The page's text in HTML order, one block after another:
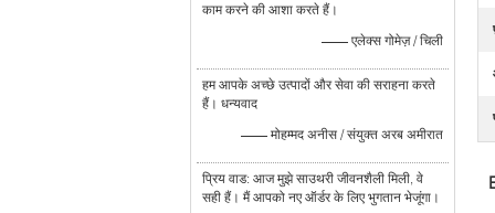
काम करने की आशा करते हैं।
—— एलेक्स गोमेज़ / चिली
हम आपके अच्छे उत्पादों और सेवा की सराहना करते
हैं। धन्यवाद
—— मोहम्मद अनीस / संयुक्त अरब अमीरात
प्रिय वाड: आज मुझे साउथरी जीवनशैली मिली, वे
सही हैं। मैं आपको नए ऑर्डर के लिए भुगतान भेजूंगा।